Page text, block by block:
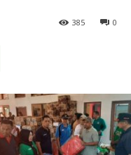
0
385